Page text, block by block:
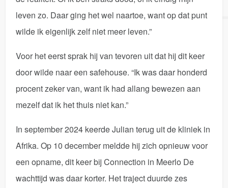
leven zo. Daar ging het wel naartoe, want op dat punt
wilde ik eigenlijk zelf niet meer leven.”
Voor het eerst sprak hij van tevoren uit dat hij dit keer
door wilde naar een safehouse. “Ik was daar honderd
procent zeker van, want ik had allang bewezen aan
mezelf dat ik het thuis niet kan.”
In september 2024 keerde Julian terug uit de kliniek in
Afrika. Op 10 december meldde hij zich opnieuw voor
een opname, dit keer bij Connection in Meerlo De
wachttijd was daar korter. Het traject duurde zes